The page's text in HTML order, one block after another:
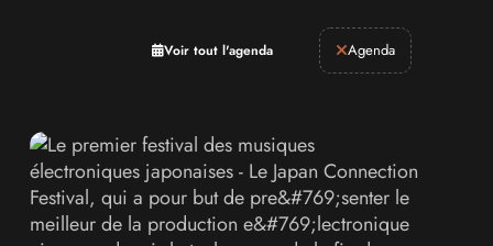
Voir tout l'agenda Agenda